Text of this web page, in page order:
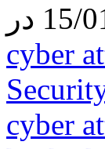
cyber
cyber